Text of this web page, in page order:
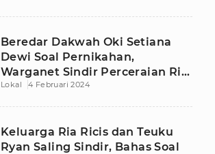
Beredar Dakwah Oki Setiana
Dewi Soal Pernikahan,
Warganet Sindir Perceraian Ria
Ricis
Lokal 4 Februari 2024
Keluarga Ria Ricis dan Teuku
Ryan Saling Sindir, Bahas Soal